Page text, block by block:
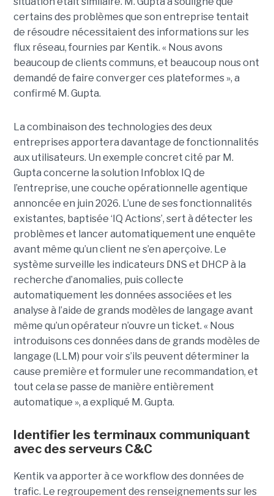
certains des problèmes que son entreprise tentait
de résoudre nécessitaient des informations sur les
flux réseau, fournies par Kentik. « Nous avons
beaucoup de clients communs, et beaucoup nous ont
demandé de faire converger ces plateformes », a
confirmé M. Gupta.
La combinaison des technologies des deux
entreprises apportera davantage de fonctionnalités
aux utilisateurs. Un exemple concret cité par M.
Gupta concerne la solution Infoblox IQ de
l’entreprise, une couche opérationnelle agentique
annoncée en juin 2026. L’une de ses fonctionnalités
existantes, baptisée ‘IQ Actions’, sert à détecter les
problèmes et lancer automatiquement une enquête
avant même qu’un client ne s’en aperçoive. Le
système surveille les indicateurs DNS et DHCP à la
recherche d’anomalies, puis collecte
automatiquement les données associées et les
analyse à l’aide de grands modèles de langage avant
même qu’un opérateur n’ouvre un ticket. « Nous
introduisons ces données dans de grands modèles de
langage (LLM) pour voir s’ils peuvent déterminer la
cause première et formuler une recommandation, et
tout cela se passe de manière entièrement
automatique », a expliqué M. Gupta.
Identifier les terminaux communiquant
avec des serveurs C&C
Kentik va apporter à ce workflow des données de
trafic. Le regroupement des renseignements sur les